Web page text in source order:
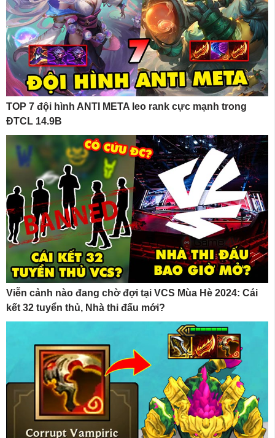
TOP 7 đội hình ANTI META leo rank cực mạnh trong
ĐTCL 14.9B
Viễn cảnh nào đang chờ đợi tại VCS Mùa Hè 2024: Cái
kết 32 tuyển thủ, Nhà thi đấu mới?